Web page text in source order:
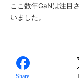
ここ数年GaNは注目
いました。
Share